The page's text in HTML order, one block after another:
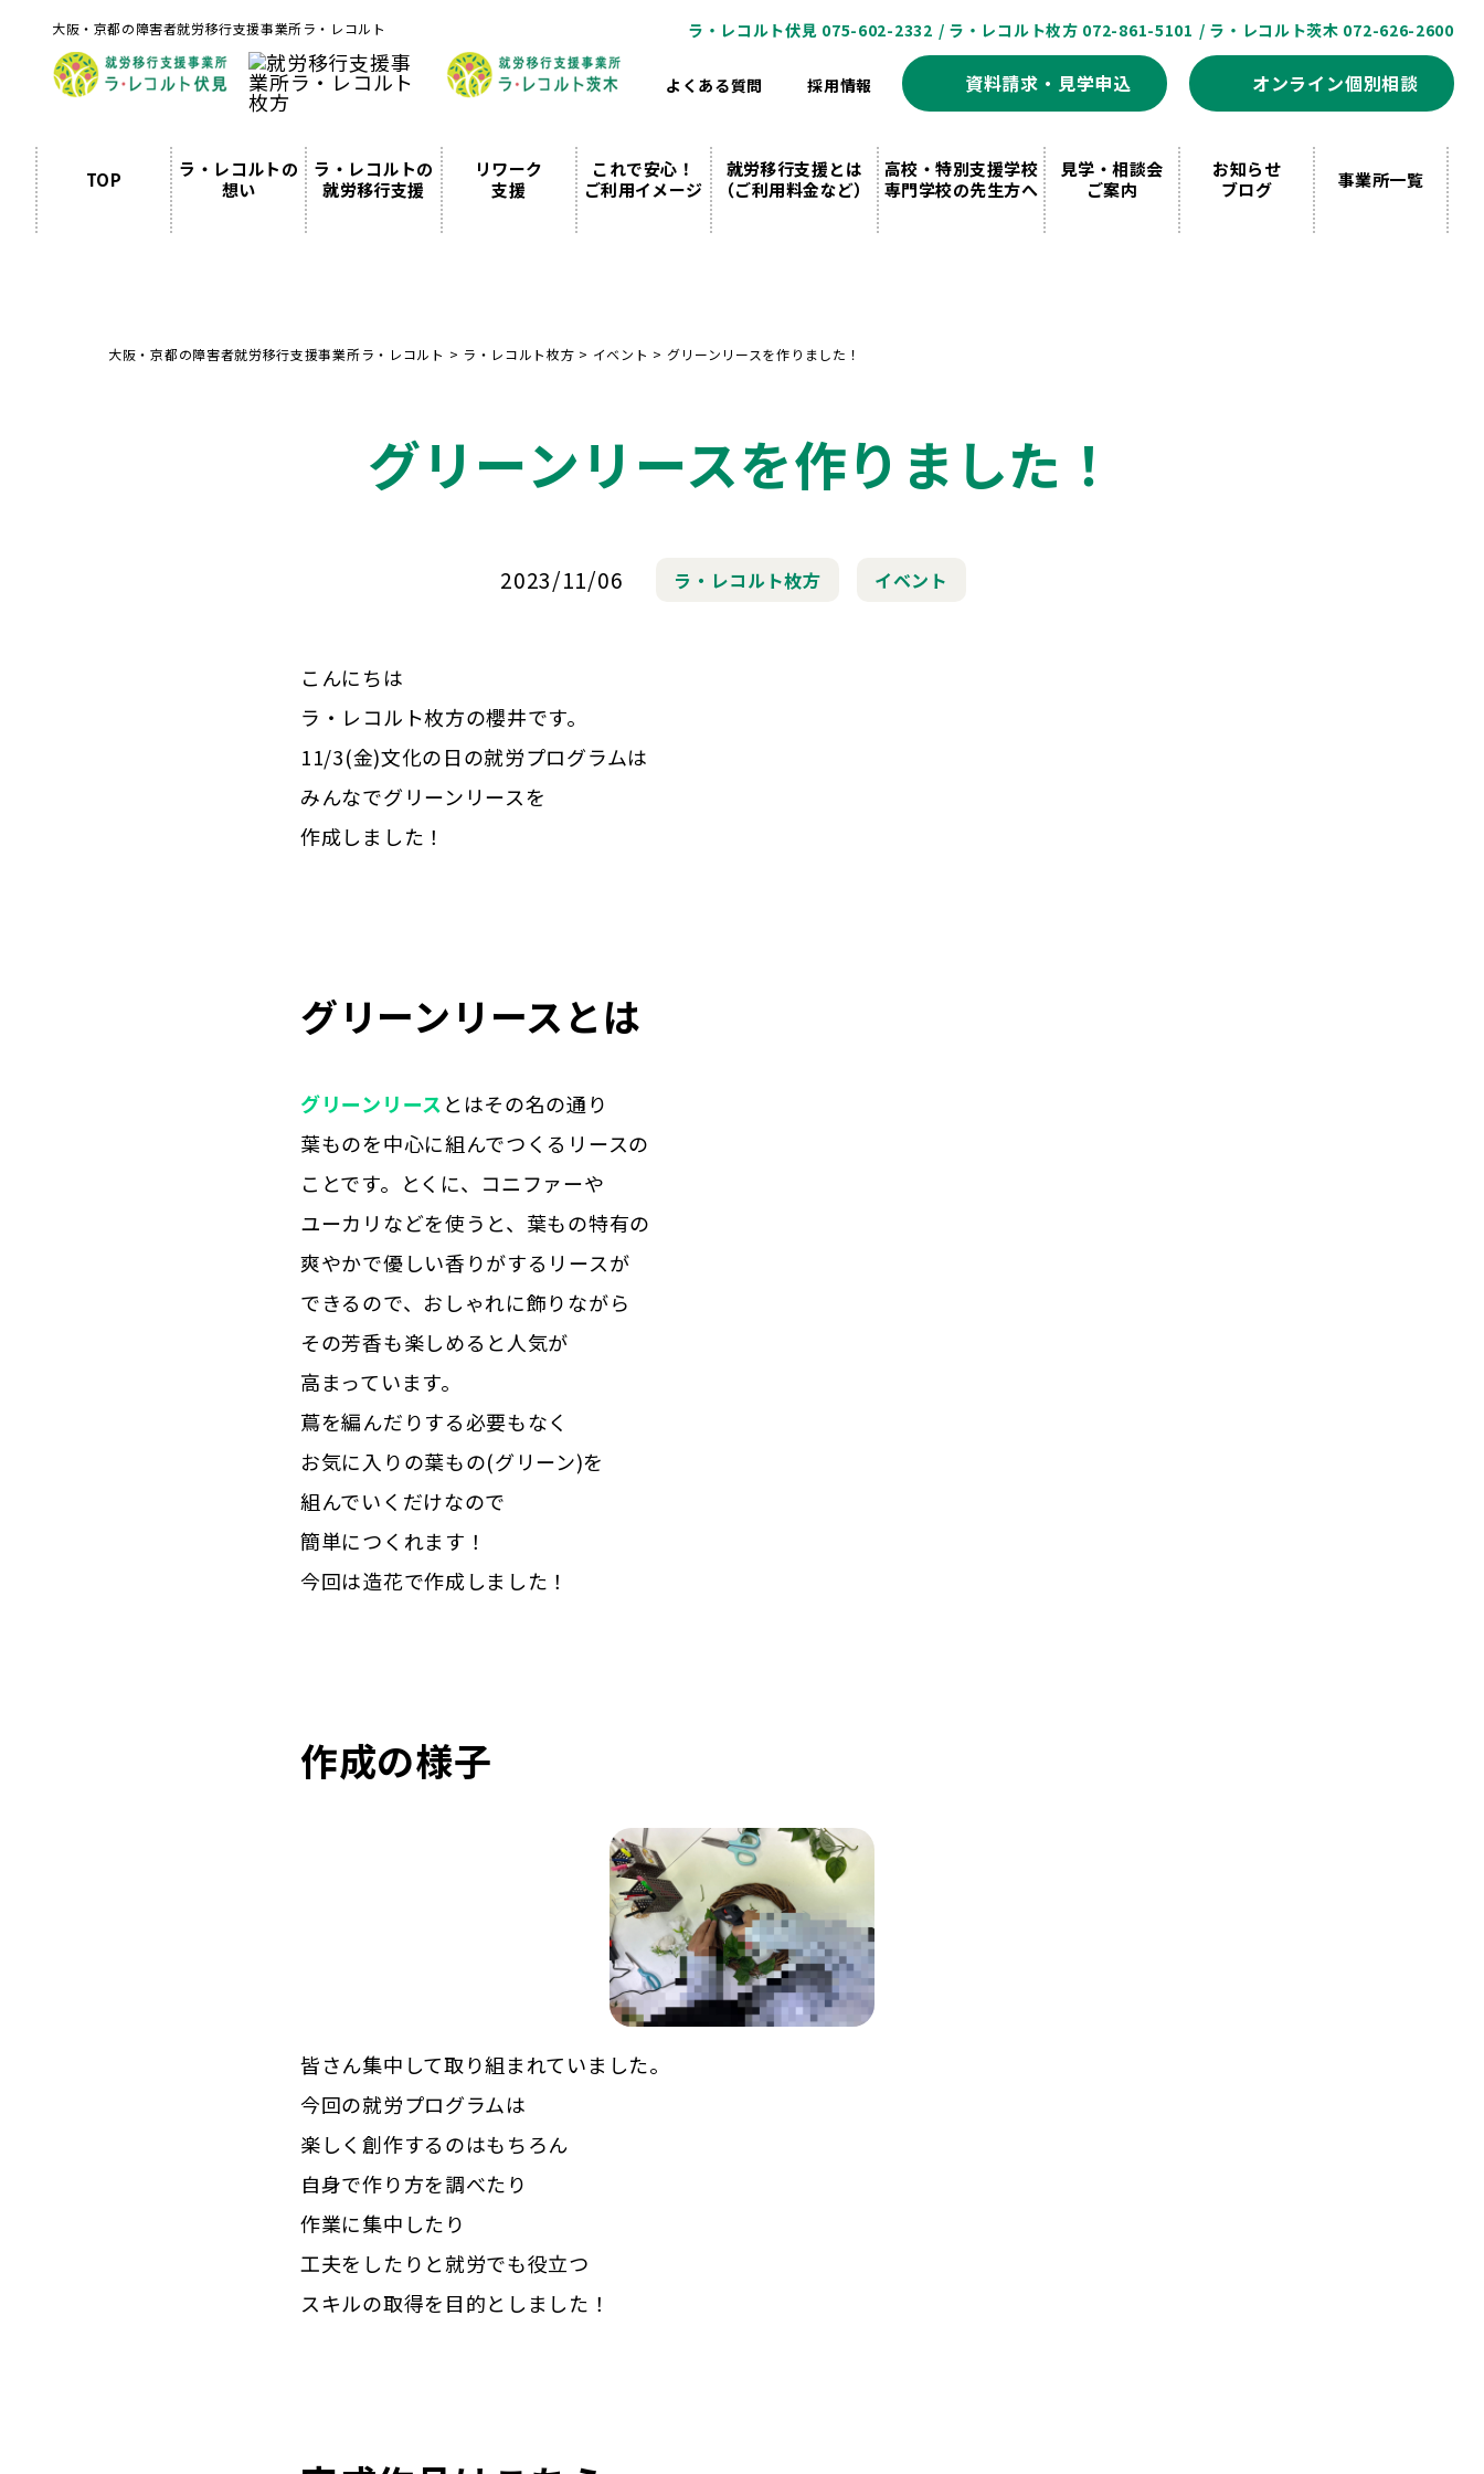
大阪・京都の障害者就労移行支援事業所ラ・レコルト ラ・レコルト伏見 075-602-2332 / ラ・レコルト枚方 072-861-5101 / ラ・レコルト茨木 072-626-2600
よくある質問 採用情報 資料請求・見学申込 オンライン個別相談
TOP
ラ・レコルトの
想い
ラ・レコルトの
就労移行支援
リワーク
支援
これで安心！
ご利用イメージ
就労移行支援とは
（ご利用料金など）
高校・特別支援学校
専門学校の先生方へ
見学・相談会
ご案内
お知らせ
ブログ
事業所一覧
大阪・京都の障害者就労移行支援事業所ラ・レコルト > ラ・レコルト枚方 > イベント > グリーンリースを作りました！
グリーンリースを作りました！
2023/11/06 ラ・レコルト枚方 イベント
こんにちは
ラ・レコルト枚方の櫻井です。
11/3(金)文化の日の就労プログラムは
みんなでグリーンリースを
作成しました！
グリーンリースとは
グリーンリースとはその名の通り
葉ものを中心に組んでつくるリースの
ことです。とくに、コニファーや
ユーカリなどを使うと、葉もの特有の
爽やかで優しい香りがするリースが
できるので、おしゃれに飾りながら
その芳香も楽しめると人気が
高まっています。
蔦を編んだりする必要もなく
お気に入りの葉もの(グリーン)を
組んでいくだけなので
簡単につくれます！
今回は造花で作成しました！
作成の様子
皆さん集中して取り組まれていました。
今回の就労プログラムは
楽しく創作するのはもちろん
自身で作り方を調べたり
作業に集中したり
工夫をしたりと就労でも役立つ
スキルの取得を目的としました！